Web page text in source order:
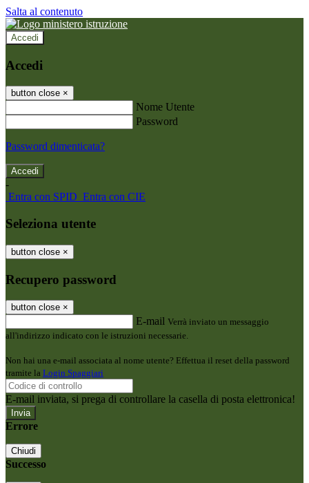
Salta al contenuto
Accedi
Accedi
button close ×
Nome Utente
Password
Password dimenticata?
-
Entra con SPID Entra con CIE
Seleziona utente
button close ×
Recupero password
button close ×
E-mail Verrà inviato un messaggio
all'indirizzo indicato con le istruzioni necessarie.
Non hai una e-mail associata al nome utente? Effettua il reset della password
tramite la Login Spaggiari
E-mail inviata, si prega di controllare la casella di posta elettronica!
Errore
Chiudi
Successo